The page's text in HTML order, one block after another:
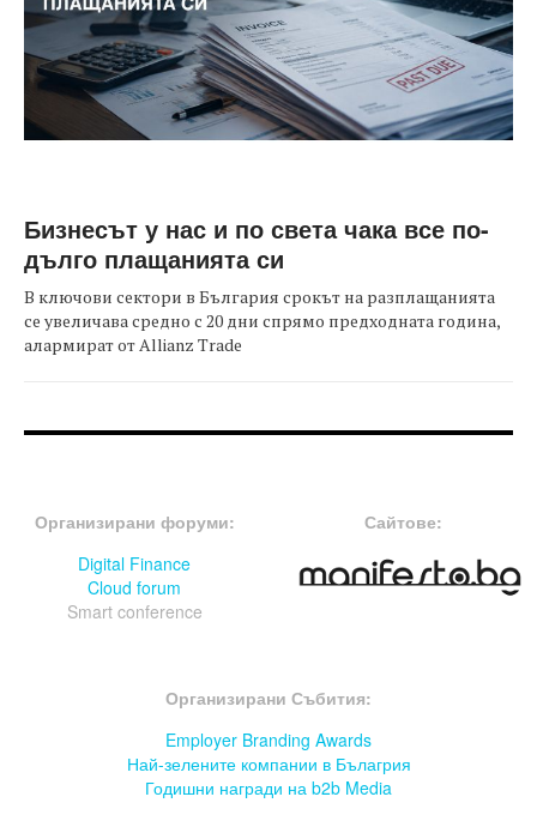
Бизнесът у нас и по света чака все по-
дълго плащанията си
В ключови сектори в България срокът на разплащанията
се увеличава средно с 20 дни спрямо предходната година,
алармират от Allianz Trade
Организирани форуми:
Digital Finance
Cloud forum
Smart conference
Сайтове:
Организирани Събития:
Employer Branding Awards
Най-зелените компании в Бълагрия
Годишни награди на b2b Media